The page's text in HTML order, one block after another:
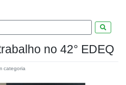
no 42° EDEQ
categoria